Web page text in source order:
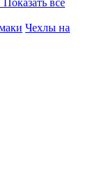
Показать все
Чехлы на